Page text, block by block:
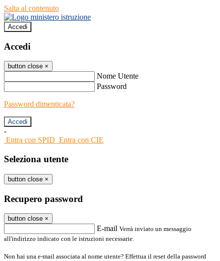
Salta al contenuto
Accedi
Accedi
button close ×
Nome Utente
Password
Password dimenticata?
-
Entra con SPID Entra con CIE
Seleziona utente
button close ×
Recupero password
button close ×
E-mail Verrà inviato un messaggio
all'indirizzo indicato con le istruzioni necessarie.
Non hai una e-mail associata al nome utente? Effettua il reset della password